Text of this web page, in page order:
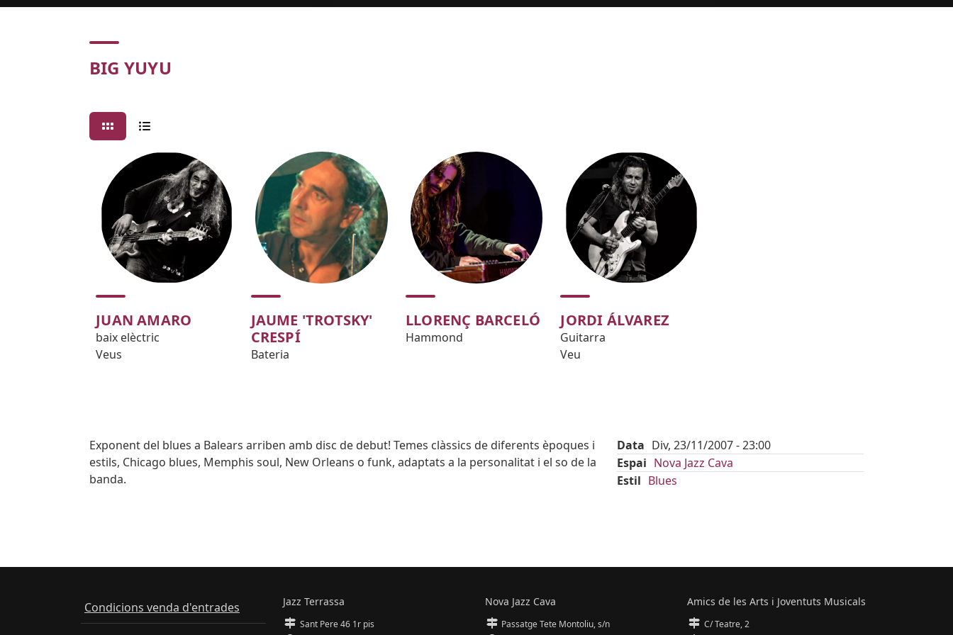
Concert
BIG YUYU
JUAN AMARO
baix elèctric
Veus
JAUME 'TROTSKY'
CRESPÍ
Bateria
LLORENÇ BARCELÓ
Hammond
JORDI ÁLVAREZ
Guitarra
Veu
Body
Exponent del blues a Balears arriben amb disc de debut! Temes clàssics de diferents èpoques i
estils, Chicago blues, Memphis soul, New Orleans o funk, adaptats a la personalitat i el so de la
banda.
Data Div, 23/11/2007 - 23:00
Espai Nova Jazz Cava
Estil Blues
Condicions venda d'entrades Jazz Terrassa
Sant Pere 46 1r pis
Nova Jazz Cava
Passatge Tete Montoliu, s/n
Amics de les Arts i Joventuts Musicals
C/ Teatre, 2